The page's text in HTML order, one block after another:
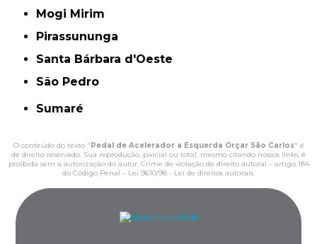
Mogi Mirim
Pirassununga
Santa Bárbara d'Oeste
São Pedro
Sumaré
O conteúdo do texto " Pedal de Acelerador a Esquerda Orçar São Carlos" é
de direito reservado. Sua reprodução, parcial ou total, mesmo citando nossos links, é
proibida sem a autorização do autor. Crime de violação de direito autoral – artigo 184
do Código Penal – Lei 9610/98 - Lei de direitos autorais.